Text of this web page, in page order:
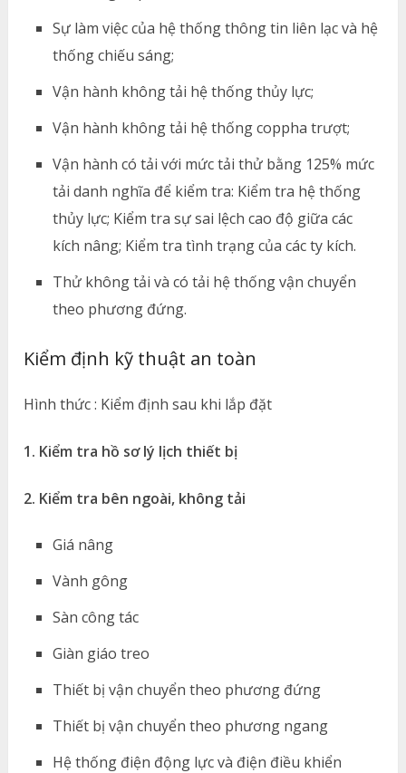
Sự làm việc của hệ thống thông tin liên lạc và hệ
thống chiếu sáng;
Vận hành không tải hệ thống thủy lực;
Vận hành không tải hệ thống coppha trượt;
Vận hành có tải với mức tải thử bằng 125% mức
tải danh nghĩa để kiểm tra: Kiểm tra hệ thống
thủy lực; Kiểm tra sự sai lệch cao độ giữa các
kích nâng; Kiểm tra tình trạng của các ty kích.
Thử không tải và có tải hệ thống vận chuyển
theo phương đứng.
Kiểm định kỹ thuật an toàn
Hình thức : Kiểm định sau khi lắp đặt
1. Kiểm tra hồ sơ lý lịch thiết bị
2. Kiểm tra bên ngoài, không tải
Giá nâng
Vành gông
Sàn công tác
Giàn giáo treo
Thiết bị vận chuyển theo phương đứng
Thiết bị vận chuyển theo phương ngang
Hệ thống điện động lực và điện điều khiển